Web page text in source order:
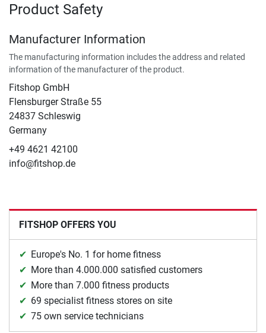
Product Safety
Manufacturer Information
The manufacturing information includes the address and related
information of the manufacturer of the product.
Fitshop GmbH
Flensburger Straße 55
24837 Schleswig
Germany
+49 4621 42100
info@fitshop.de
FITSHOP OFFERS YOU
Europe's No. 1 for home fitness
More than 4.000.000 satisfied customers
More than 7.000 fitness products
69 specialist fitness stores on site
75 own service technicians